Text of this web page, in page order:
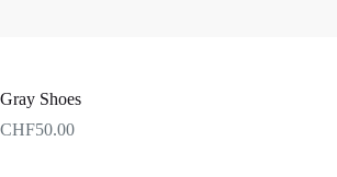
Gray Shoes
CHF50.00